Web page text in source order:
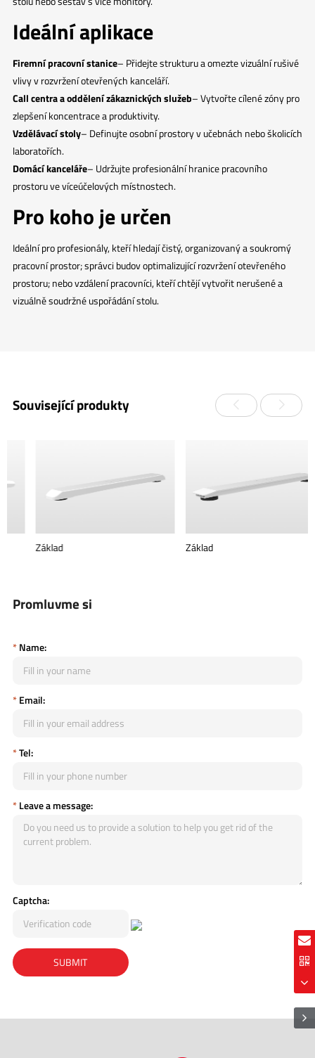
Ideální aplikace
Firemní pracovní stanice– Přidejte strukturu a omezte vizuální rušivé
vlivy v rozvržení otevřených kanceláří.
Call centra a oddělení zákaznických služeb– Vytvořte cílené zóny pro
zlepšení koncentrace a produktivity.
Vzdělávací stoly– Definujte osobní prostory v učebnách nebo školicích
laboratořích.
Domácí kanceláře– Udržujte profesionální hranice pracovního
prostoru ve víceúčelových místnostech.
Pro koho je určen
Ideální pro profesionály, kteří hledají čistý, organizovaný a soukromý
pracovní prostor; správci budov optimalizující rozvržení otevřeného
prostoru; nebo vzdálení pracovníci, kteří chtějí vytvořit nerušené a
vizuálně soudržné uspořádání stolu.
Související produkty
Základ Základ
Promluvme si
*Name:
*Email:
*Tel:
*Leave a message:
Captcha: